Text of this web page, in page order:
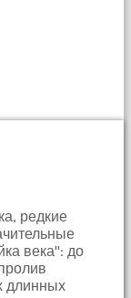
редкие
века": до
длинных